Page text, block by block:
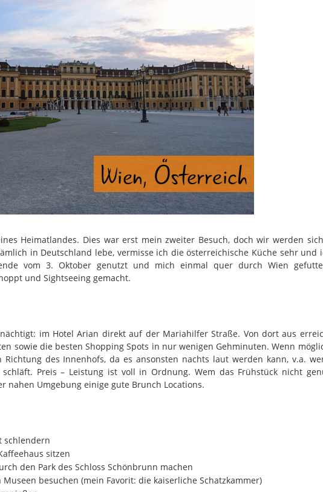
Heimatlandes. Dies war erst mein zweiter Besuch, doch wir werden
in Deutschland lebe, vermisse ich die österreichische Küche sehr und
vom 3. Oktober genutzt und mich einmal quer durch Wien
und Sightseeing gemacht.
im Hotel Arian direkt auf der Mariahilfer Straße. Von dort aus
sowie die besten Shopping Spots in nur wenigen Gehminuten. Wenn
des Innenhofs, da es ansonsten nachts laut werden kann, v.a.
Preis – Leistung ist voll in Ordnung. Wem das Frühstück nicht
nahen Umgebung einige gute Brunch Locations.
schlendern
sitzen
den Park des Schloss Schönbrunn machen
besuchen (mein Favorit: die kaiserliche Schatzkammer)